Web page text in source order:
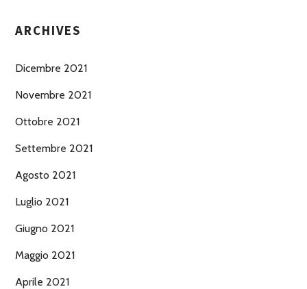
ARCHIVES
Dicembre 2021
Novembre 2021
Ottobre 2021
Settembre 2021
Agosto 2021
Luglio 2021
Giugno 2021
Maggio 2021
Aprile 2021